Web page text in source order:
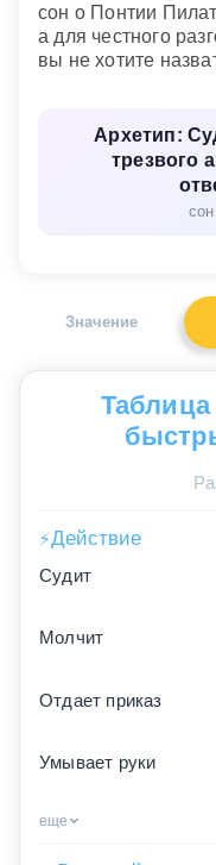
сон о Понтии
а для честного
вы не хотите
Архетип:
трезвого
Значение
Таблица
⚡Действие
Судит
Молчит
Отдает приказ
Умывает руки
еще